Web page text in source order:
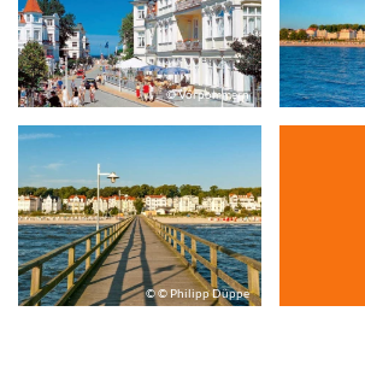
© Vorpommern
© © Philipp Düppe